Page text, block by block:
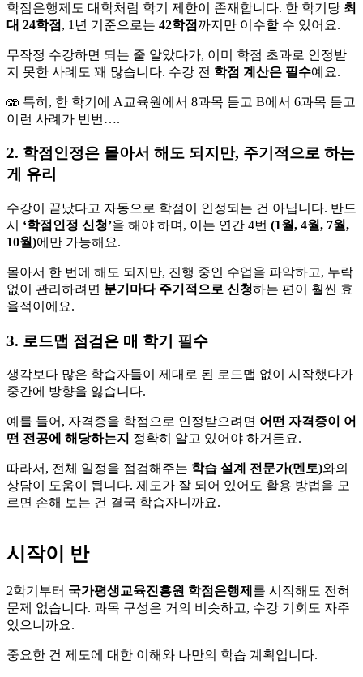
학점은행제도 대학처럼 학기 제한이 존재합니다. 한 학기당 최
대 24학점 , 1년 기준으로는 42학점 까지만 이수할 수 있어요.
무작정 수강하면 되는 줄 알았다가, 이미 학점 초과로 인정받
지 못한 사례도 꽤 많습니다. 수강 전 학점 계산은 필수예요.
🫨 특히, 한 학기에 A교육원에서 8과목 듣고 B에서 6과목 듣고
이런 사례가 빈번….
2. 학점인정은 몰아서 해도 되지만, 주기적으로 하는
게 유리
수강이 끝났다고 자동으로 학점이 인정되는 건 아닙니다. 반드
시 ‘학점인정 신청’을 해야 하며, 이는 연간 4번 (1월, 4월, 7월,
10월)에만 가능해요.
몰아서 한 번에 해도 되지만, 진행 중인 수업을 파악하고, 누락
없이 관리하려면 분기마다 주기적으로 신청하는 편이 훨씬 효
율적이에요.
3. 로드맵 점검은 매 학기 필수
생각보다 많은 학습자들이 제대로 된 로드맵 없이 시작했다가
중간에 방향을 잃습니다.
예를 들어, 자격증을 학점으로 인정받으려면 어떤 자격증이 어
떤 전공에 해당하는지 정확히 알고 있어야 하거든요.
따라서, 전체 일정을 점검해주는 학습 설계 전문가(멘토)와의
상담이 도움이 됩니다. 제도가 잘 되어 있어도 활용 방법을 모
르면 손해 보는 건 결국 학습자니까요.
시작이 반
2학기부터 국가평생교육진흥원 학점은행제 를 시작해도 전혀
문제 없습니다. 과목 구성은 거의 비슷하고, 수강 기회도 자주
있으니까요.
중요한 건 제도에 대한 이해와 나만의 학습 계획입니다.